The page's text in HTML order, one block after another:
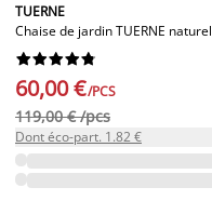
TUERNE
Chaise de jardin TUERNE naturel






60,00 €/PCS
119,00 € /pcs
Dont éco-part. 1.82 €